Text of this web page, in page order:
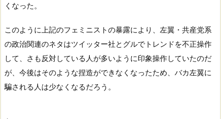
くなった。
このように上記のフェミニストの暴露により、左翼・共産党系
の政治関連のネタはツイッター社とグルでトレンドを不正操作
して、さも反対している人が多いように印象操作していたのだ
が、今後はそのような捏造ができなくなったため、バカ左翼に
騙される人は少なくなるだろう。